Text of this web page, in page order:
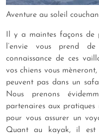
Aventure au soleil
Il y a maintes façons de
l’envie vous prend
connaissance de ces
vos chiens vous
peuvent pas dans un
Nous prenons
partenaires aux pratiques
pour vous assurer un
Quant au kayak, il est